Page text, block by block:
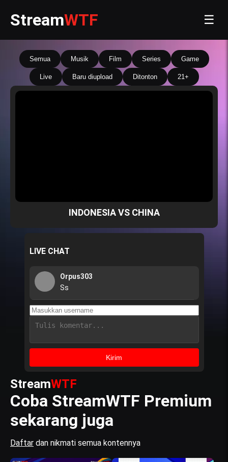
StreamWTF ☰
Semua Musik Film Series Game
Live Baru diupload Ditonton 21+
INDONESIA VS CHINA
LIVE CHAT
Orpus303
Ss
Kirim
StreamWTF
Coba StreamWTF Premium
sekarang juga
Daftar dan nikmati semua kontennya